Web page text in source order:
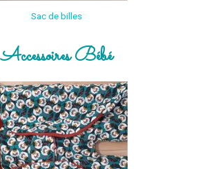
Sac de billes
Accessoires Bébé